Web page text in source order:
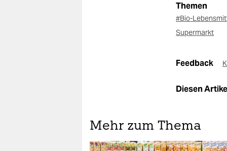
Themen
#Bio-
Supermarkt
Feedback
Diesen
Mehr zum Thema